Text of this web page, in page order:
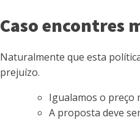
Caso encontres
Naturalmente que esta
prejuízo.
Igualamos o preço
A proposta deve